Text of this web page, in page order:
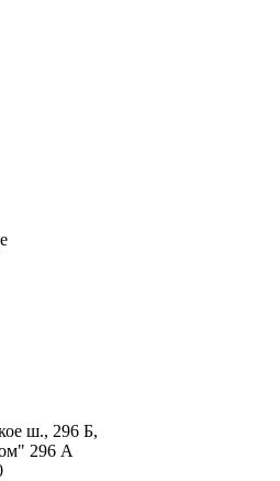
ш., 296 Б,
296 А